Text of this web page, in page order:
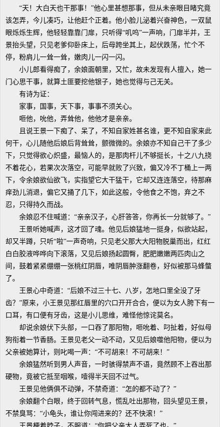
“天！大白天也干那事！”他心里甚想那事，但从未亲眼目睹究竟
该怎弄，今儿凑巧，让他赶个正着。他小脸儿泌着兴奋神色，一双鼠
眼烁烁生辉，他轻轻靠靠门扉，只听得“叽呜”一声响，门扉半并，王
景抬头望，只见老爹仰卧床上，后母跨坐其上，起伏跌荡，忙个不
停，粉肩儿一耸一耸，嫩肉儿一闪一闪。
小儿郎看得痴了，余娘面朝里，又忙，故未发现有人擅入，她一
门心思干事，就算土匪要挖他银子，她也觉得与己无关。
有诗为证：
家事，国事，天下事，事事不须关心。
咂他，吮他，弄耸他，他他才是亲亲。
且说王景一下痴了、呆了，不知自家姓甚名谁，更不知自家来此
何干，心儿随他后娘后背耸耸，颤微微的。余娘亦不知自己干了多少
下，只觉得欲心炽盛，最恼人的，是那肉杆儿不够挺长，十之八九挠
不着花心，若果次次落空，可能早就败了兴致，偏又冷不丁桶上一两
下，令余娘欲仙欲飞，实指望它大干猛干，它却又连连落空，待那麻
痒劲儿消退，偏它又捅了几下，如此这般，令他食之不饱，弃之不
忍，只得持久而战。
余娘忍不住喊道：“亲亲汉子，心肝答答，你再长一分就够了。”
王景听她喊声，这才回了魂。他见后娘猛地一挺身，似欲站起，
却又半蹲，只听“啦”一声奇响，只见老父那大大阳物脱巢而出，红红
白白胶液哗哗向下滚落，又见后娘扬起圆臀，肥肥嫩嫩两匹肉山之
间，鼓着紧紧绷绷一张桃红阴唇，唯阴唇肿涨翻卷，好似被那马蜂螫
了。
王景心中奇道：“后娘不过三十七、八岁，怎地口里全没了牙
齿？”原来，小王景见那红唇里的穴口开开合合，便以为女人胯下有一
口耳，有口便有牙齿，这是小儿思维，难怪他惊诧莫名。
却说余娘伏下头部，一口吞了那阳物，咂吮着、叼扯着，好似母
狗衔着一节香肠。王景见老父一动不动，又见后娘噬他阳物，便以为
父亲被她算计，则叱喝一声：“不可胡来！不可胡来！”
余娘猛然听到男人声音，一时骇得禁声不语，竟然顾不上吞出那
硬物，竟被它抵至咽喉，噎得半天回不过气。
王景见他俩俱不动弹，不禁奇道：“怎的都不动了？”
余娘翻个白眼，终于回转气息，慌乱吐出那物，回头望见王景，
不禁臭骂：“小龟头，谁让你闯进来的？还不快滚！”